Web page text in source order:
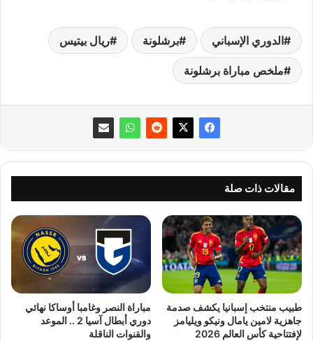
الدوري الإسباني برشلونة ريال بيتيس
ملخص مباراة برشلونة
مقالات ذات صلة
طبيب منتخب إسبانيا يكشف صدمة
جاهزية لامين يامال ونيكو ويليامز
لإفتتاحية كأس العالم 2026
مباراة النصر وغامبا أوساكا نهائي
دوري أبطال آسيا 2 .. الموعد
والقنوات الناقلة